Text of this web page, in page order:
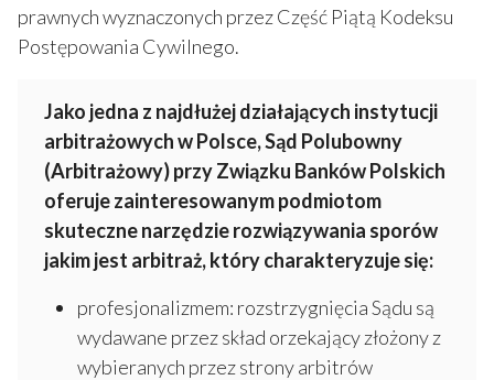
prawnych wyznaczonych przez Część Piątą Kodeksu
Postępowania Cywilnego.
Jako jedna z najdłużej działających instytucji
arbitrażowych w Polsce, Sąd Polubowny
(Arbitrażowy) przy Związku Banków Polskich
oferuje zainteresowanym podmiotom
skuteczne narzędzie rozwiązywania sporów
jakim jest arbitraż, który charakteryzuje się:
profesjonalizmem: rozstrzygnięcia Sądu są
wydawane przez skład orzekający złożony z
wybieranych przez strony arbitrów